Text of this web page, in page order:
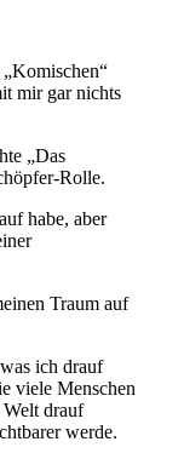
mir gar nichts
„Das
Rolle.
habe, aber
Traum auf
ich drauf
viele Menschen
drauf
werde.